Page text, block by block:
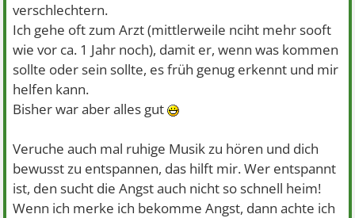
verschlechtern.
Ich gehe oft zum Arzt (mittlerweile nciht mehr sooft
wie vor ca. 1 Jahr noch), damit er, wenn was kommen
sollte oder sein sollte, es früh genug erkennt und mir
helfen kann.
Bisher war aber alles gut
Veruche auch mal ruhige Musik zu hören und dich
bewusst zu entspannen, das hilft mir. Wer entspannt
ist, den sucht die Angst auch nicht so schnell heim!
Wenn ich merke ich bekomme Angst, dann achte ich